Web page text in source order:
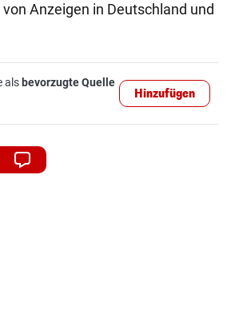
Anzeigen in Deutschland und
als bevorzugte Quelle
Hinzufügen